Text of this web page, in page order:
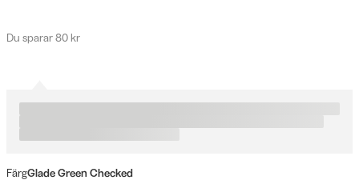
Du sparar 80 kr
FärgGlade Green Checked